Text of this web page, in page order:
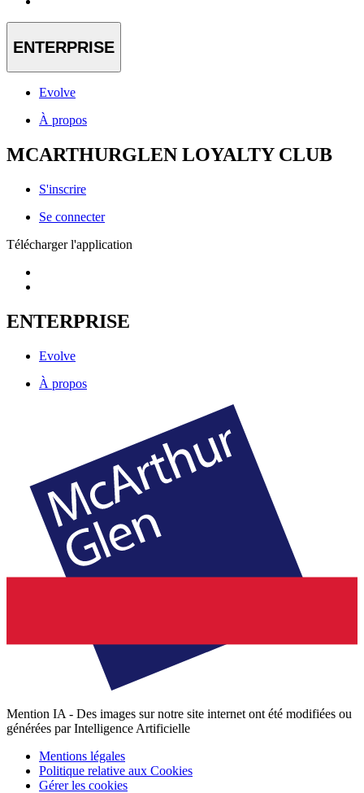
ENTERPRISE
Evolve
À propos
MCARTHURGLEN LOYALTY CLUB
S'inscrire
Se connecter
Télécharger l'application
ENTERPRISE
Evolve
À propos
Mention IA - Des images sur notre site internet ont été modifiées ou
générées par Intelligence Artificielle
Mentions légales
Politique relative aux Cookies
Gérer les cookies